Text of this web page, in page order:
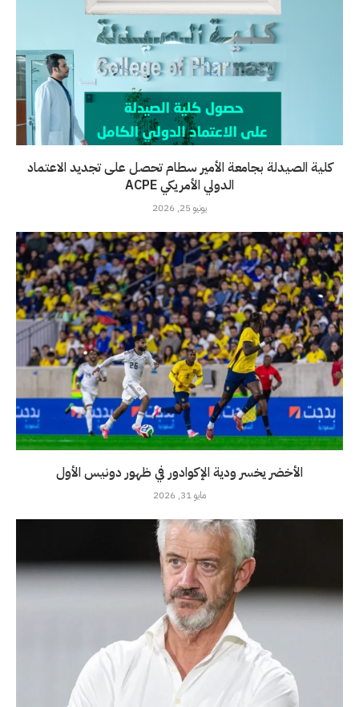
كلية الصيدلة بجامعة الأمير سطام تحصل على تجديد الاعتماد
الدولي الأمريكي ACPE
يونيو 25, 2026
الأخضر يخسر ودية الإكوادور في ظهور دونيس الأول
مايو 31, 2026